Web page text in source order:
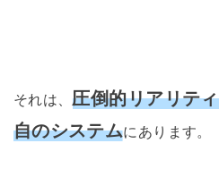
それは、 圧倒的リアリテ
自のシステムにあります。